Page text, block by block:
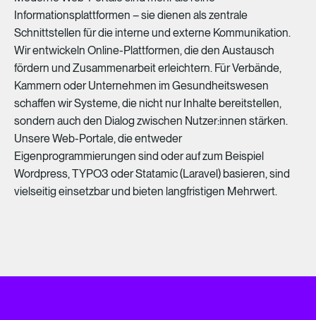
Informationsplattformen –siedienen alszentrale
Schnittstellen fürdieinterneund externe Kommunikation.
Wirentwickeln Online-Plattformen, dieden Austausch
fördern und Zusammenarbeiterleichtern. FürVerbände,
Kammern oder Unternehmen im Gesundheitswesen
schaffen wirSysteme, die nicht nur Inhalte bereitstellen,
sondern auch den Dialog zwischen Nutzer:innen stärken.
UnsereWeb-Portale, dieentweder
Eigenprogrammierungen sind oderaufzum Beispiel
Wordpress, TYPO3 oderStatamic(Laravel) basieren, sind
vielseitig einsetzbarund bieten langfristigen Mehrwert.